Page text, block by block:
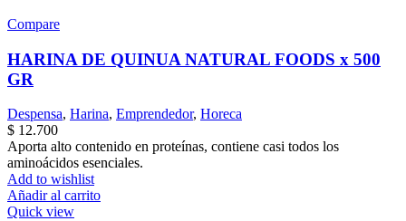
Compare
HARINA DE QUINUA NATURAL FOODS x 500
GR
Despensa, Harina, Emprendedor, Horeca
$ 12.700
Aporta alto contenido en proteínas, contiene casi todos los
aminoácidos esenciales.
Add to wishlist
Añadir al carrito
Quick view